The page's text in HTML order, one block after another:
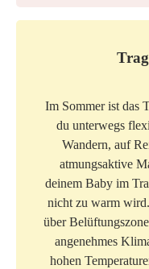
Im Sommer ist das
du unterwegs
Wandern, auf
atmungsaktive
deinem Baby im
nicht zu warm
über
angenehmes
hohen